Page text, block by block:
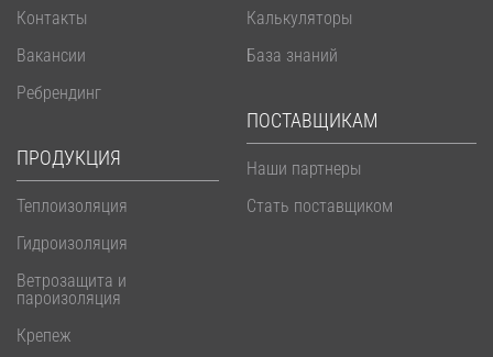
Контакты
Вакансии
Ребрендинг
ПРОДУКЦИЯ
Теплоизоляция
Гидроизоляция
Ветрозащита и
пароизоляция
Крепеж
Калькуляторы
База знаний
ПОСТАВЩИКАМ
Наши партнеры
Стать поставщиком